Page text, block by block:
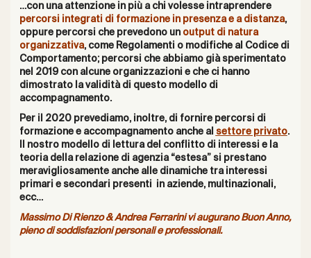
…con una attenzione in più a chi volesse intraprendere
percorsi integrati di formazione in presenza e a distanza,
oppure percorsi che prevedono un output di natura
organizzativa, come Regolamenti o modifiche al Codice di
Comportamento; percorsi che abbiamo già sperimentato
nel 2019 con alcune organizzazioni e che ci hanno
dimostrato la validità di questo modello di
accompagnamento.
Per il 2020 prevediamo, inoltre, di fornire percorsi di
formazione e accompagnamento anche al settore privato.
Il nostro modello di lettura del conflitto di interessi e la
teoria della relazione di agenzia “estesa” si prestano
meravigliosamente anche alle dinamiche tra interessi
primari e secondari presenti in aziende, multinazionali,
ecc…
Massimo Di Rienzo & Andrea Ferrarini vi augurano Buon Anno,
pieno di soddisfazioni personali e professionali.